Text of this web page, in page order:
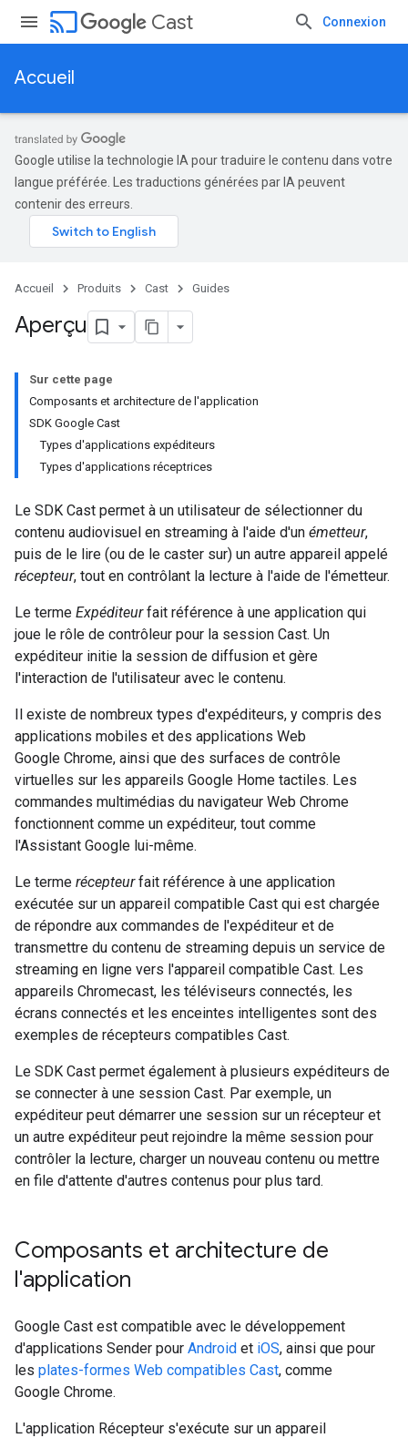
cast Cast Connexion
Accueil
Google utilise la technologie IA pour traduire le contenu dans votre
langue préférée. Les traductions générées par IA peuvent
contenir des erreurs.
Accueil Produits Cast Guides
Aperçu
Sur cette page
Composants et architecture de l'application
SDK Google Cast
Types d'applications expéditeurs
Types d'applications réceptrices
Le SDK Cast permet à un utilisateur de sélectionner du
contenu audiovisuel en streaming à l'aide d'un émetteur,
puis de le lire (ou de le caster sur) un autre appareil appelé
récepteur, tout en contrôlant la lecture à l'aide de l'émetteur.
Le terme Expéditeurfait référence à une application qui
joue le rôle de contrôleur pour la session Cast. Un
expéditeur initie la session de diffusion et gère
l'interaction de l'utilisateur avec le contenu.
Il existe de nombreux types d'expéditeurs, y compris des
applications mobiles et des applications Web
Google Chrome, ainsi que des surfaces de contrôle
virtuelles sur les appareils Google Home tactiles. Les
commandes multimédias du navigateur Web Chrome
fonctionnent comme un expéditeur, tout comme
l'Assistant Google lui-même.
Le terme récepteurfait référence à une application
exécutée sur un appareil compatible Cast qui est chargée
de répondre aux commandes de l'expéditeur et de
transmettre du contenu de streaming depuis un service de
streaming en ligne vers l'appareil compatible Cast. Les
appareils Chromecast, les téléviseurs connectés, les
écrans connectés et les enceintes intelligentes sont des
exemples de récepteurs compatibles Cast.
Le SDK Cast permet également à plusieurs expéditeurs de
se connecter à une session Cast. Par exemple, un
expéditeur peut démarrer une session sur un récepteur et
un autre expéditeur peut rejoindre la même session pour
contrôler la lecture, charger un nouveau contenu ou mettre
en file d'attente d'autres contenus pour plus tard.
Composants et architecture de
l'application
Google Cast est compatible avec le développement
d'applications Sender pour Android et iOS, ainsi que pour
les plates-formes Web compatibles Cast, comme
Google Chrome.
L'application Récepteur s'exécute sur un appareil